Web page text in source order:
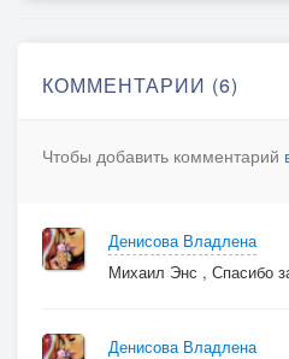
Пойду дорогою другой.
Что было, то было,
Не будем судить.
Пусть опыт ошибок
А всё, что не нужно,
КОММЕНТАРИИ (6)
Чтобы добавить комментарий
Денисова Владлена
Михаил Энс , Спасибо
Денисова Владлена